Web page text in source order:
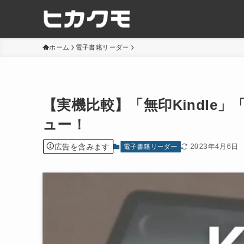
ホーム 電子書籍リーダー
【実機比較】「無印Kindle
ュー！
広告を含みます 電子書籍リーダー 2023年4月6日